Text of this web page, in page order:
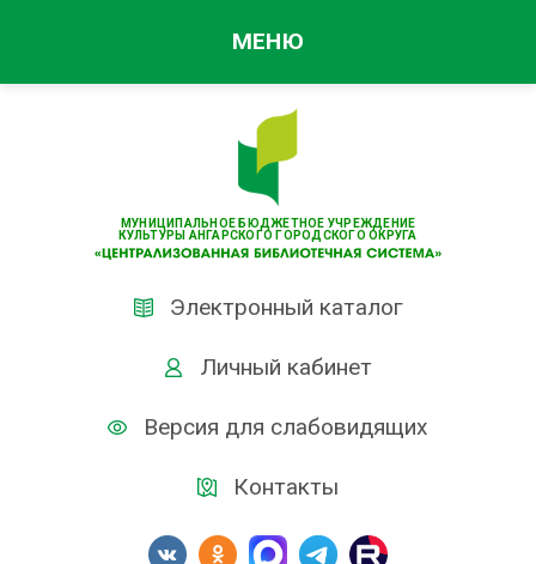
МУНИЦИПАЛЬНОЕ БЮДЖЕТНОЕ УЧРЕЖДЕНИЕ
КУЛЬТУРЫ АНГАРСКОГО ГОРОДСКОГО ОКРУГА
Электронный каталог
Личный кабинет
Версия для слабовидящих
Контакты
МЕНЮ